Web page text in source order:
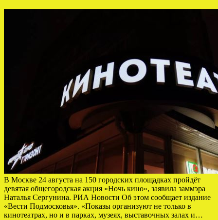
В Москве 24 августа на 150 городских площадках пройдёт
девятая общегородская акция «Ночь кино», заявила заммэра
Наталья Сергунина. РИА Новости Об этом сообщает издание
«Вести Подмосковья». «Показы организуют не только в
кинотеатрах, но и в парках, музеях, выставочных залах и…